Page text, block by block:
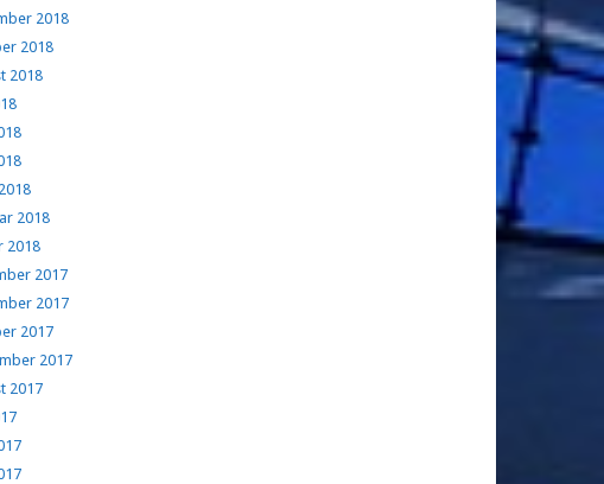
2018
2018
2018
2018
2018
2017
2017
2017
2017
2017